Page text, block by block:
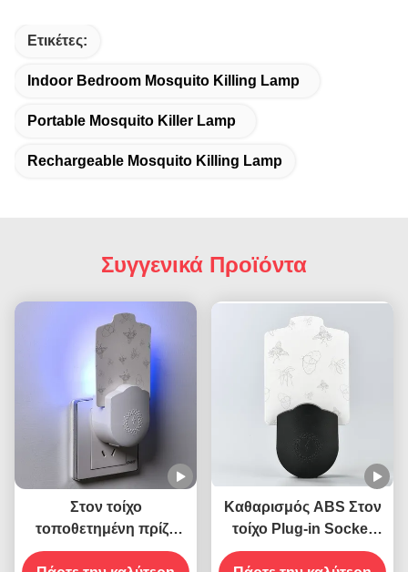
Ετικέτες:
Indoor Bedroom Mosquito Killing Lamp
Portable Mosquito Killer Lamp
Rechargeable Mosquito Killing Lamp
Συγγενικά Προϊόντα
Στον τοίχο
τοποθετημένη πρίζα
ηλεκτρική 395 ΝΜ UV
Καθαρισμός ABS Στον
τοίχο Plug-in Socket
Ηλεκτρική 395 NM UV